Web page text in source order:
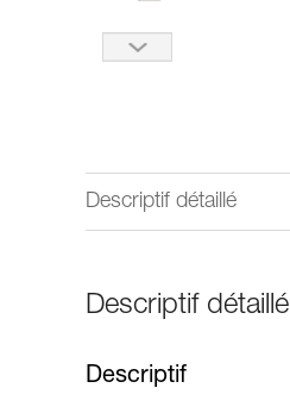
Descriptif détaillé
Descriptif détaillé
Descriptif